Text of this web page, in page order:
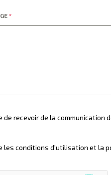
*
de recevoir de la communication
les conditions d'utilisation et la